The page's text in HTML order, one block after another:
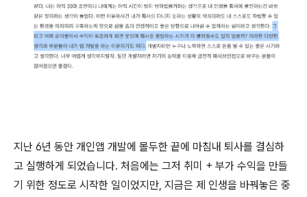
지난 6년 동안 개인앱 개발에 몰두한 끝에 마침내 퇴사를 결심하
고 실행하게 되었습니다. 처음에는 그저 취미 + 부가 수익을 만들
기 위한 정도로 시작한 일이었지만, 지금은 제 인생을 바꿔놓은 중